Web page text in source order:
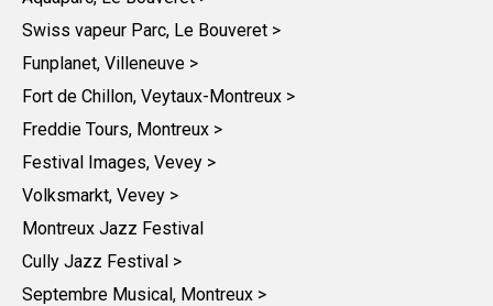
Swiss vapeur Parc, Le Bouveret >
Funplanet, Villeneuve >
Fort de Chillon, Veytaux-Montreux >
Freddie Tours, Montreux >
Festival Images, Vevey >
Volksmarkt, Vevey >
Montreux Jazz Festival
Cully Jazz Festival >
Septembre Musical, Montreux >